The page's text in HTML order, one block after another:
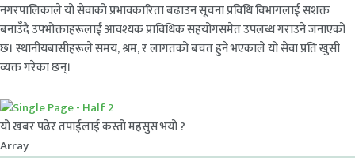
नगरपालिकाले यो सेवाको प्रभावकारिता बढाउन सूचना प्रविधि विभागलाई सशक्त
बनाउँदै उपभोक्ताहरूलाई आवश्यक प्राविधिक सहयोगसमेत उपलब्ध गराउने जनाएको
छ। स्थानीयबासीहरूले समय, श्रम, र लागतको बचत हुने भएकाले यो सेवा प्रति खुसी
व्यक्त गरेका छन्।
यो खबर पढेर तपाईलाई कस्तो महसुस भयो ?
Array